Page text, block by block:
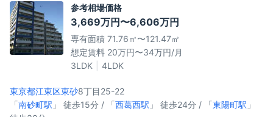
参考相場価格
3,669万円〜6,606万円
専有面積 71.76㎡〜121.47㎡
想定賃料 20万円〜34万円/月
3LDK
4LDK
東京都江東区東砂8丁目25-22
「南砂町駅 」 徒歩15分 / 「西葛西駅 」 徒歩24分 / 「東陽町駅 」